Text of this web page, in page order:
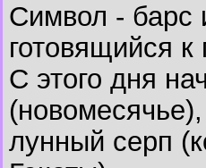
Символ - барс
готовящийся к
С этого дня
лунный серп